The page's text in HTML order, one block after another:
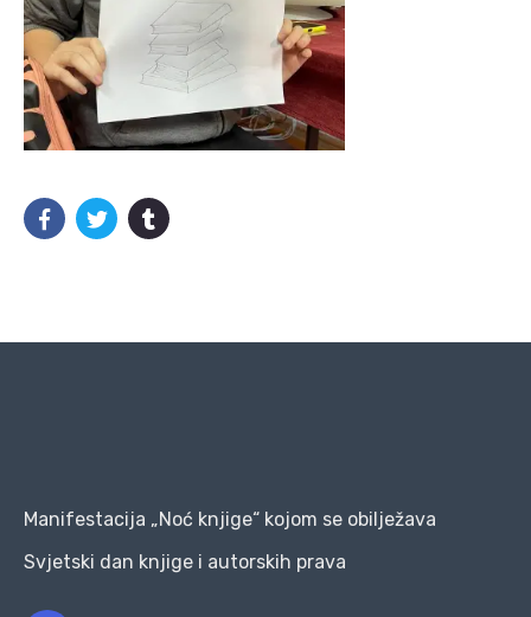
Manifestacija „Noć knjige“ kojom se obilježava
Svjetski dan knjige i autorskih prava